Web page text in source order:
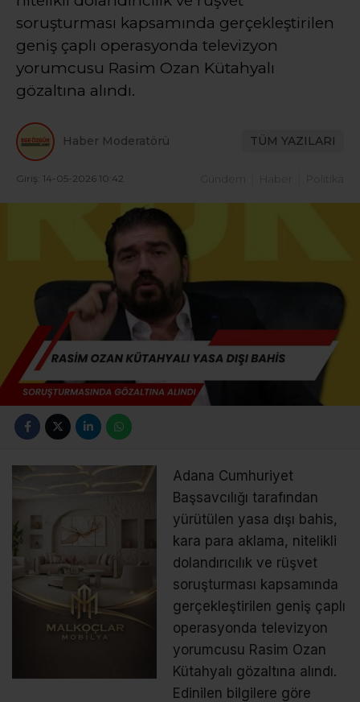
soruşturması kapsamında gerçekleştirilen
geniş çaplı operasyonda televizyon
yorumcusu Rasim Ozan Kütahyalı
gözaltına alındı.
Haber Moderatörü TÜM YAZILARI
Giriş: 14-05-2026 10:42 Gündem Haber Politika
Adana Cumhuriyet
Başsavcılığı tarafından
yürütülen yasa dışı bahis,
kara para aklama, nitelikli
dolandırıcılık ve rüşvet
soruşturması kapsamında
gerçekleştirilen geniş çaplı
operasyonda televizyon
yorumcusu Rasim Ozan
Kütahyalı gözaltına alındı.
Edinilen bilgilere göre